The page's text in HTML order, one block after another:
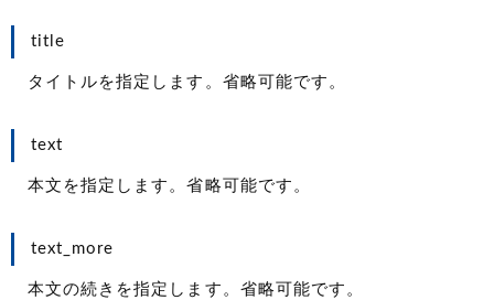
title
タイトルを指定します。省略可能です。
text
本文を指定します。省略可能です。
text_more
本文の続きを指定します。省略可能です。